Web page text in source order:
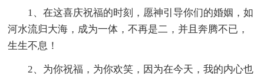
1、在这喜庆祝福的时刻，愿神引导你们的婚姻，如
河水流归大海，成为一体，不再是二，并且奔腾不已，
生生不息！
2、为你祝福，为你欢笑，因为在今天，我的内心也